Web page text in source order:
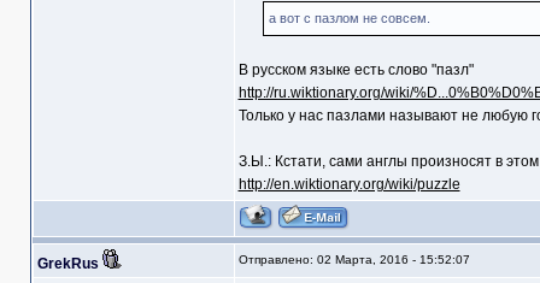
а вот с пазлом не совсем.
В русском языке есть слово "пазл"
http://ru.wiktionary.org/wiki/
Только у нас пазлами называют не любую
З.Ы.: Кстати, сами англы произносят в
http://en.wiktionary.org/wiki/puzzle
GrekRus Отправлено: 02 Марта, 2016 - 15:52:07